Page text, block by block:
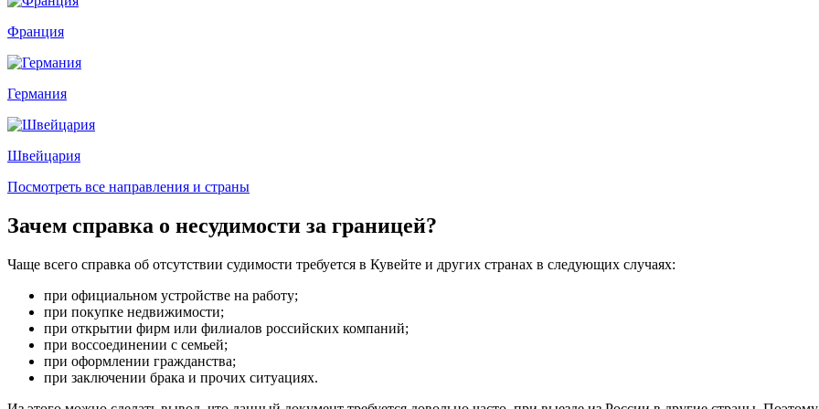
Франция
Германия
Швейцария
Посмотреть все направления и страны
Зачем справка о несудимости за границей?
Чаще всего справка об отсутствии судимости требуется в Кувейте и других странах в следующих случаях:
при официальном устройстве на работу;
при покупке недвижимости;
при открытии фирм или филиалов российских компаний;
при воссоединении с семьей;
при оформлении гражданства;
при заключении брака и прочих ситуациях.